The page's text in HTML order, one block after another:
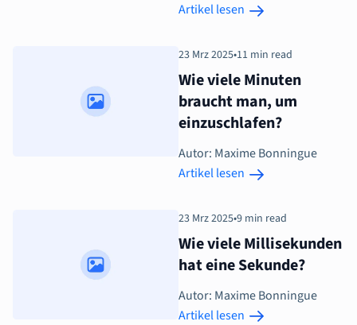
Artikel lesen
23 Mrz 2025•11 min read
Wie viele Minuten
braucht man, um
einzuschlafen?
Autor: Maxime Bonningue
Artikel lesen
23 Mrz 2025•9 min read
Wie viele Millisekunden
hat eine Sekunde?
Autor: Maxime Bonningue
Artikel lesen